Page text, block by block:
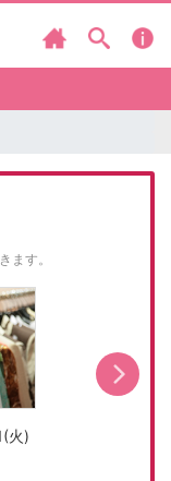
ます。
火)